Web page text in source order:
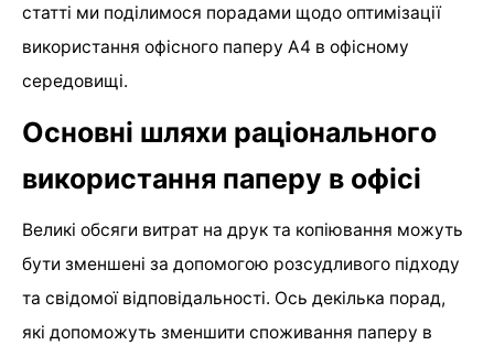
статті ми поділимося порадами щодо оптимізації
використання офісного паперу А4 в офісному
середовищі.
Основні шляхи раціонального
використання паперу в офісі
Великі обсяги витрат на друк та копіювання можуть
бути зменшені за допомогою розсудливого підходу
та свідомої відповідальності. Ось декілька порад,
які допоможуть зменшити споживання паперу в